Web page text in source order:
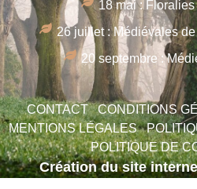
18 mai :
26 juillet : Médiévales
20 septembre :
CONTACT
CONDITIONS
MENTIONS LÉGALES
POLITIQUE DE
Création du site